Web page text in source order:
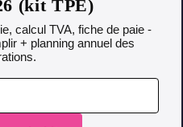
(kit TPE)
calcul TVA, fiche de paie -
+ planning annuel des